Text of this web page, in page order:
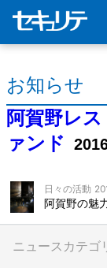
お知らせ
阿賀野レ
ァンド
日々の活動
阿賀野の魅
ニュースカテゴ